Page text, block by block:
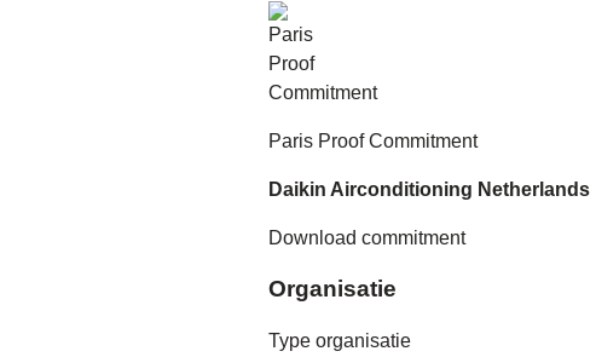
Paris Proof Commitment
Daikin Airconditioning Netherlands
Download commitment
Organisatie
Type organisatie